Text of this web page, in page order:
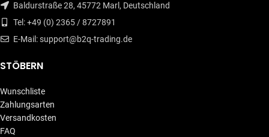
Baldurstraße 28, 45772 Marl, Deutschland
Tel: +49 (0) 2365 / 8727891
E-Mail: support@b2q-trading.de
STÖBERN
Wunschliste
Zahlungsarten
Versandkosten
FAQ